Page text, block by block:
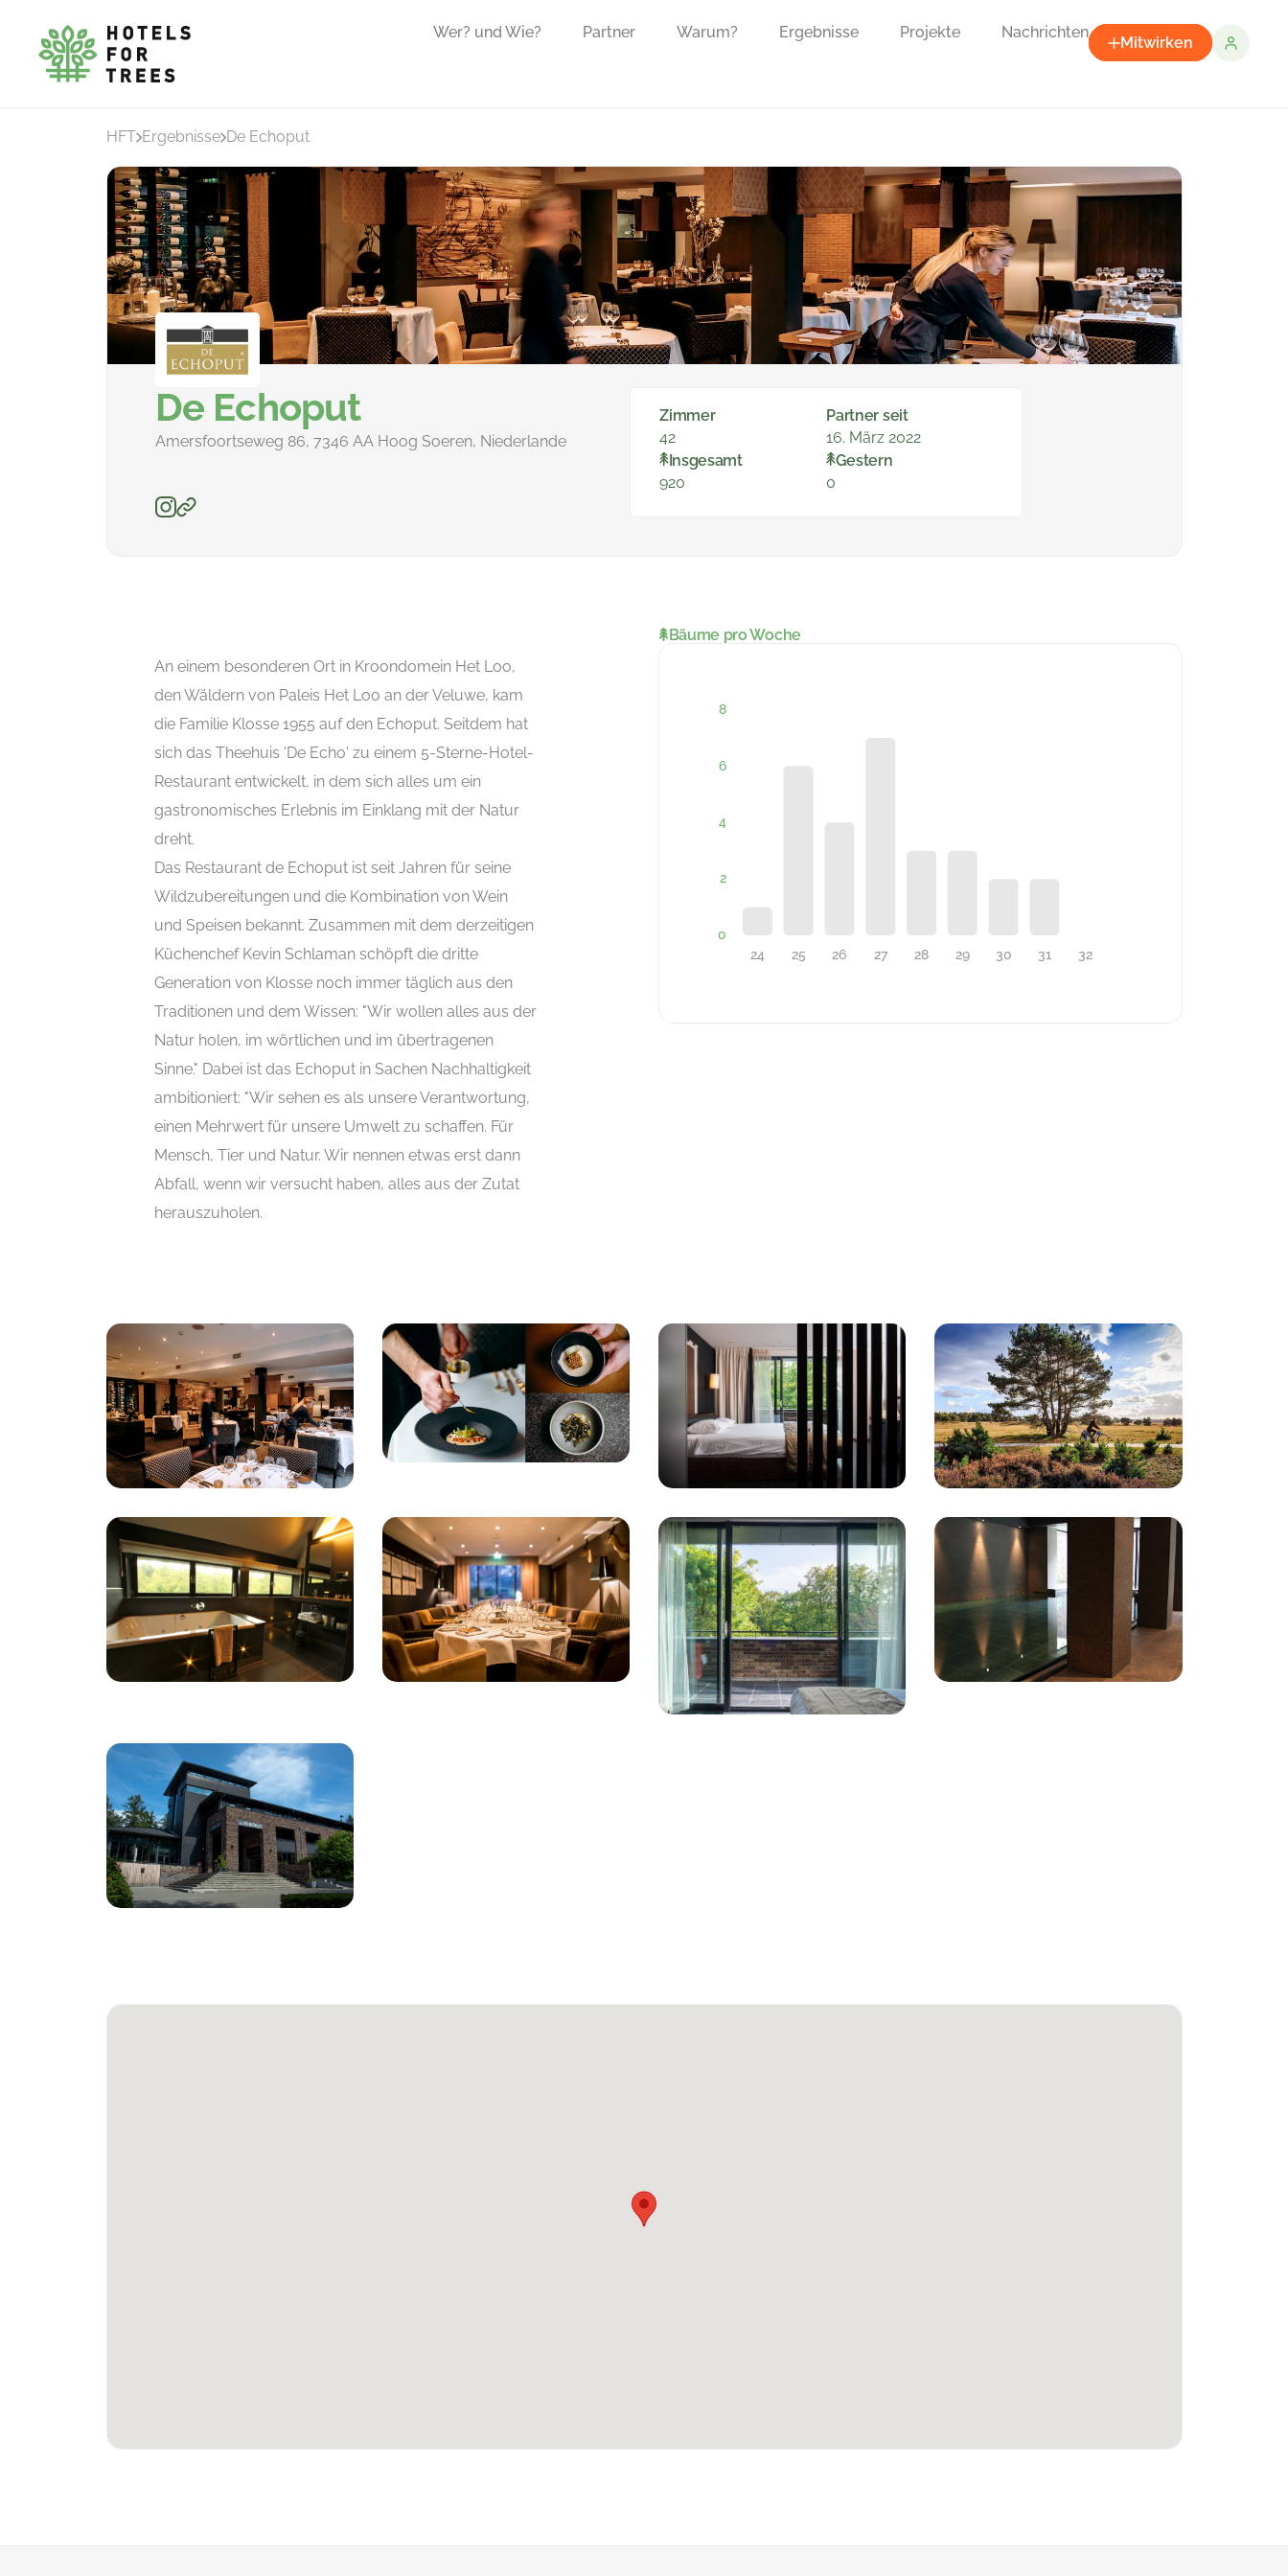
Wer? und Wie? Partner Warum? Ergebnisse Projekte Nachrichten
Mitwirken
HFT Ergebnisse De Echoput
De Echoput
Amersfoortseweg 86, 7346 AA Hoog Soeren, Niederlande
Zimmer
42
Partner seit
16. März 2022
Insgesamt
920
Gestern
0
An einem besonderen Ort in Kroondomein Het Loo,
den Wäldern von Paleis Het Loo an der Veluwe, kam
die Familie Klosse 1955 auf den Echoput. Seitdem hat
sich das Theehuis 'De Echo' zu einem 5-Sterne-Hotel-
Restaurant entwickelt, in dem sich alles um ein
gastronomisches Erlebnis im Einklang mit der Natur
dreht.
Das Restaurant de Echoput ist seit Jahren für seine
Wildzubereitungen und die Kombination von Wein
und Speisen bekannt. Zusammen mit dem derzeitigen
Küchenchef Kevin Schlaman schöpft die dritte
Generation von Klosse noch immer täglich aus den
Traditionen und dem Wissen: "Wir wollen alles aus der
Natur holen, im wörtlichen und im übertragenen
Sinne." Dabei ist das Echoput in Sachen Nachhaltigkeit
ambitioniert: "Wir sehen es als unsere Verantwortung,
einen Mehrwert für unsere Umwelt zu schaffen. Für
Mensch, Tier und Natur. Wir nennen etwas erst dann
Abfall, wenn wir versucht haben, alles aus der Zutat
herauszuholen.
Bäume pro Woche